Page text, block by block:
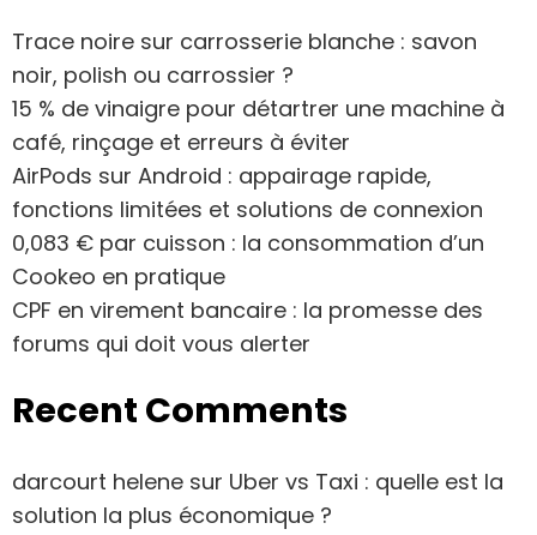
Trace noire sur carrosserie blanche : savon
noir, polish ou carrossier ?
15 % de vinaigre pour détartrer une machine à
café, rinçage et erreurs à éviter
AirPods sur Android : appairage rapide,
fonctions limitées et solutions de connexion
0,083 € par cuisson : la consommation d’un
Cookeo en pratique
CPF en virement bancaire : la promesse des
forums qui doit vous alerter
Recent Comments
darcourt helene sur Uber vs Taxi : quelle est la
solution la plus économique ?